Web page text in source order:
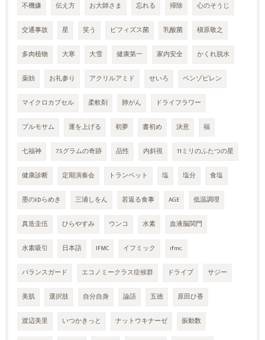
不機嫌 伝え方 お大師さま 忘れる 掃除 心のそうじ
交通事故 星 笑う ビフィズス菌 乳酸菌 槇原敬之
多肉植物 大寒 大雪 健康第一 家内安全 かくれ脱水
薬効 お礼参り アクリルアミド せいろ ベンゾピレン
マイクロカプセル 柔軟剤 肺がん ドライフラワー
プルモサム 運を上げる 初夢 書初め 決意 福
七福神 7.5グラムの奇跡 品性 内斜視 11ミリのふたつの星
健康診断 定期演奏会 トランペット 塩 塩分 食塩
墨のゆらめき 三浦しをん 若返る食事 AGE 低温調理
真造圭伍 ひらやすみ ウンコ 水素 血液脳関門
水素吸引 日本語 IFMC イフミック ifmc.
バランスガード エコノミークラス症候群 ドライブ サジー
美肌 選択肢 自分自身 論語 五徳 原田ひ香
渡辺美里 いつかきっと ナットウキナーゼ 振動数